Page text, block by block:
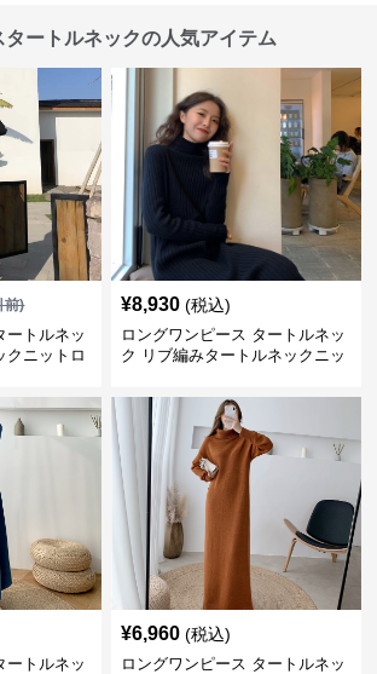
タートルネックの人気アイテム
前)
ートルネッ
クニットロ
¥8,930 (税込)
ロングワンピース タートルネッ
ク リブ編みタートルネックニッ
ートルネッ
¥6,960 (税込)
ロングワンピース タートルネッ